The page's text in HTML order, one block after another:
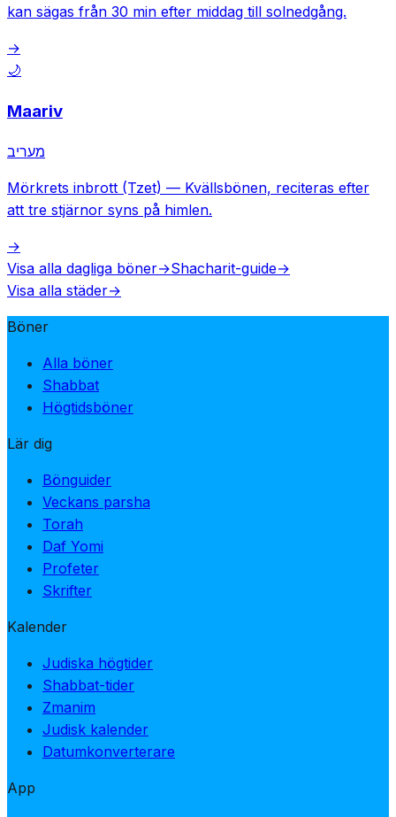
kan sägas från 30 min efter middag till solnedgång.
→
🌙
Maariv
מעריב
Mörkrets inbrott (Tzet) — Kvällsbönen, reciteras efter
att tre stjärnor syns på himlen.
→
Visa alla dagliga böner→Shacharit-guide→
Visa alla städer→
Böner
Alla böner
Shabbat
Högtidsböner
Lär dig
Bönguider
Veckans parsha
Torah
Daf Yomi
Profeter
Skrifter
Kalender
Judiska högtider
Shabbat-tider
Zmanim
Judisk kalender
Datumkonverterare
App